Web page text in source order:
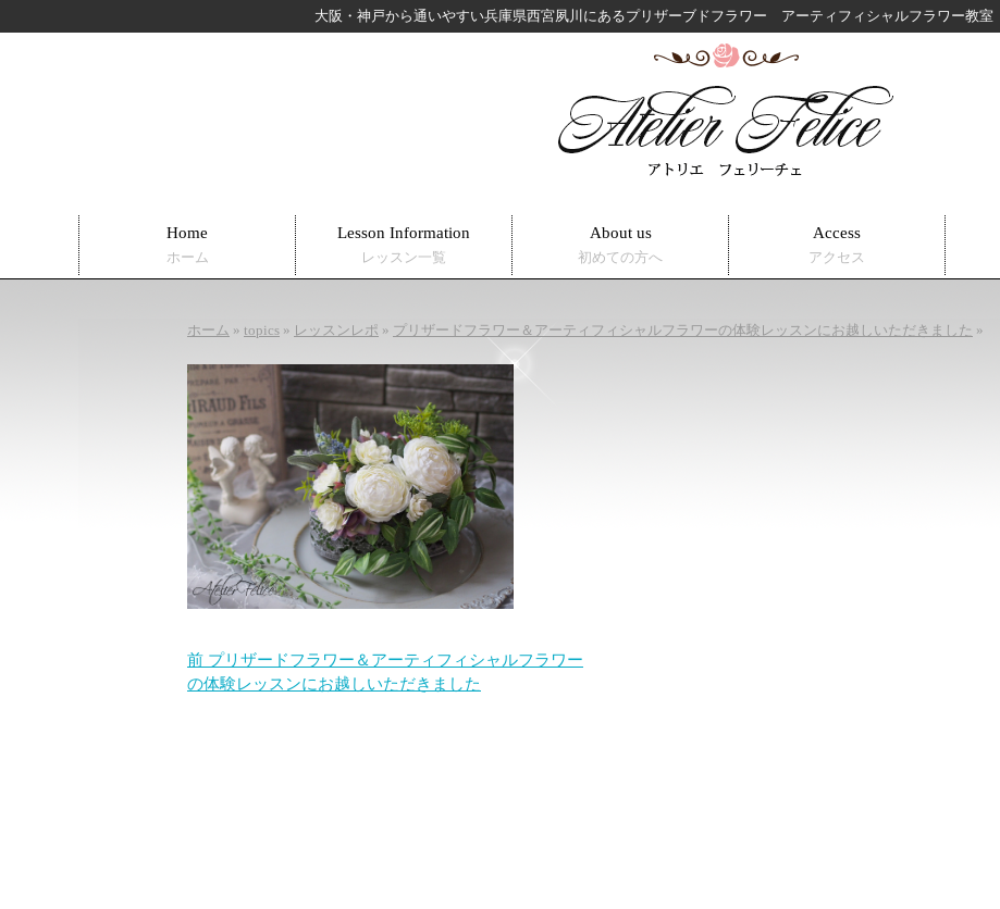
大阪・神戸から通いやすい兵庫県西宮夙川にあるプリザーブドフラワー アーティフィシャルフラワー教室
Home
ホーム
Lesson Information
レッスン一覧
About us
初めての方へ
Access
アクセス
ホーム » topics » レッスンレポ » プリザードフラワー＆アーティフィシャルフラワーの体験レッスンにお越しいただきました »
前 プリザードフラワー＆アーティフィシャルフラワー
の体験レッスンにお越しいただきました